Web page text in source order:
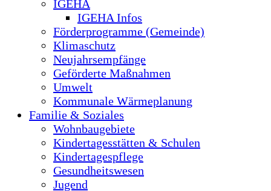
IGEHA
IGEHA Infos
Förderprogramme (Gemeinde)
Klimaschutz
Neujahrsempfänge
Geförderte Maßnahmen
Umwelt
Kommunale Wärmeplanung
Familie & Soziales
Wohnbaugebiete
Kindertagesstätten & Schulen
Kindertagespflege
Gesundheitswesen
Jugend